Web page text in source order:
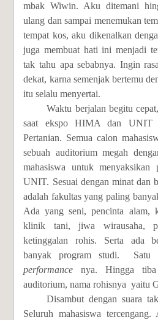
mbak Wiwin. Aku ditemani
ulang dan sampai menemukan
tempat kos, aku dikenalkan
juga membuat hati ini menjadi
tak tahu apa sebabnya. Ingin
dekat, karna semenjak bertemu
itu selalu menyertai.
Waktu berjalan begitu
saat ekspo HIMA dan UNIT
Pertanian. Semua calon
sebuah auditorium megah
mahasiswa untuk
UNIT. Sesuai dengan minat dan
adalah fakultas yang paling
Ada yang seni, pencinta alam,
klinik tani, jiwa wirausaha,
ketinggalan rohis. Serta ada
banyak program studi. Satu
performance nya. Hingga tiba
auditorium, nama rohisnya yaitu
Disambut dengan suara
Seluruh mahasiswa tercengang.